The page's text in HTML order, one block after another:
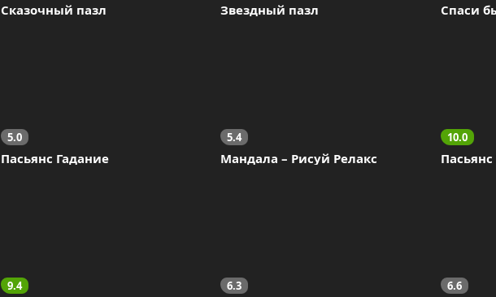
Сказочный пазл Звездный пазл Спаси
5.0
Пасьянс Гадание
5.4
Мандала – Рисуй Релакс
10.0
9.4 6.3 6.6